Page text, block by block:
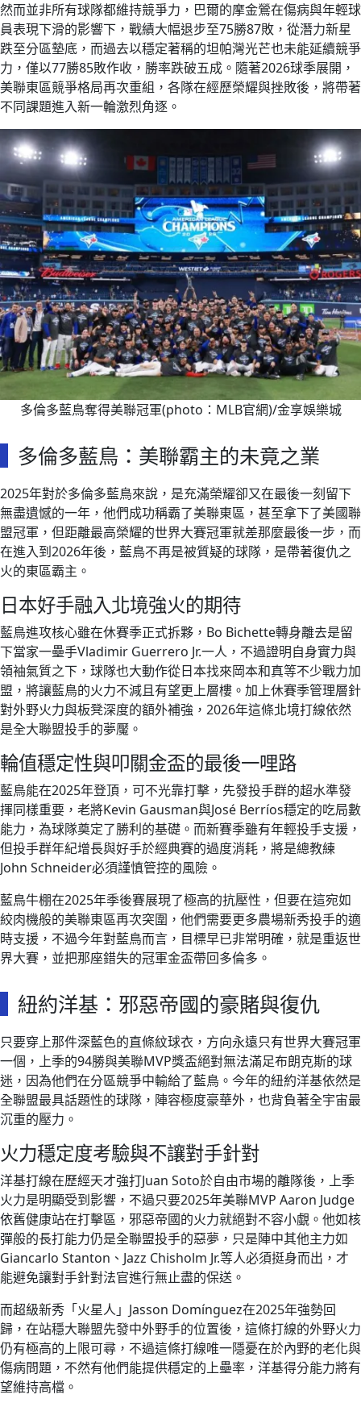
然而並非所有球隊都維持競爭力，巴爾的摩金鶯在傷病與年輕球
員表現下滑的影響下，戰績大幅退步至75勝87敗，從潛力新星
跌至分區墊底，而過去以穩定著稱的坦帕灣光芒也未能延續競爭
力，僅以77勝85敗作收，勝率跌破五成。隨著2026球季展開，
美聯東區競爭格局再次重組，各隊在經歷榮耀與挫敗後，將帶著
不同課題進入新一輪激烈角逐。
多倫多藍鳥奪得美聯冠軍(photo：MLB官網)/金享娛樂城
多倫多藍鳥：美聯霸主的未竟之業
2025年對於多倫多藍鳥來說，是充滿榮耀卻又在最後一刻留下
無盡遺憾的一年，他們成功稱霸了美聯東區，甚至拿下了美國聯
盟冠軍，但距離最高榮耀的世界大賽冠軍就差那麼最後一步，而
在進入到2026年後，藍鳥不再是被質疑的球隊，是帶著復仇之
火的東區霸主。
日本好手融入北境強火的期待
藍鳥進攻核心雖在休賽季正式拆夥，Bo Bichette轉身離去是留
下當家一壘手Vladimir Guerrero Jr.一人，不過證明自身實力與
領袖氣質之下，球隊也大動作從日本找來岡本和真等不少戰力加
盟，將讓藍鳥的火力不減且有望更上層樓。加上休賽季管理層針
對外野火力與板凳深度的額外補強，2026年這條北境打線依然
是全大聯盟投手的夢魘。
輪值穩定性與叩關金盃的最後一哩路
藍鳥能在2025年登頂，可不光靠打擊，先發投手群的超水準發
揮同樣重要，老將Kevin Gausman與José Berríos穩定的吃局數
能力，為球隊奠定了勝利的基礎。而新賽季雖有年輕投手支援，
但投手群年紀增長與好手於經典賽的過度消耗，將是總教練
John Schneider必須謹慎管控的風險。
藍鳥牛棚在2025年季後賽展現了極高的抗壓性，但要在這宛如
絞肉機般的美聯東區再次突圍，他們需要更多農場新秀投手的適
時支援，不過今年對藍鳥而言，目標早已非常明確，就是重返世
界大賽，並把那座錯失的冠軍金盃帶回多倫多。
紐約洋基：邪惡帝國的豪賭與復仇
只要穿上那件深藍色的直條紋球衣，方向永遠只有世界大賽冠軍
一個，上季的94勝與美聯MVP獎盃絕對無法滿足布朗克斯的球
迷，因為他們在分區競爭中輸給了藍鳥。今年的紐約洋基依然是
全聯盟最具話題性的球隊，陣容極度豪華外，也背負著全宇宙最
沉重的壓力。
火力穩定度考驗與不讓對手針對
洋基打線在歷經天才強打Juan Soto於自由市場的離隊後，上季
火力是明顯受到影響，不過只要2025年美聯MVP Aaron Judge
依舊健康站在打擊區，邪惡帝國的火力就絕對不容小覷。他如核
彈般的長打能力仍是全聯盟投手的惡夢，只是陣中其他主力如
Giancarlo Stanton、Jazz Chisholm Jr.等人必須挺身而出，才
能避免讓對手針對法官進行無止盡的保送。
而超級新秀「火星人」Jasson Domínguez在2025年強勢回
歸，在站穩大聯盟先發中外野手的位置後，這條打線的外野火力
仍有極高的上限可尋，不過這條打線唯一隱憂在於內野的老化與
傷病問題，不然有他們能提供穩定的上壘率，洋基得分能力將有
望維持高檔。